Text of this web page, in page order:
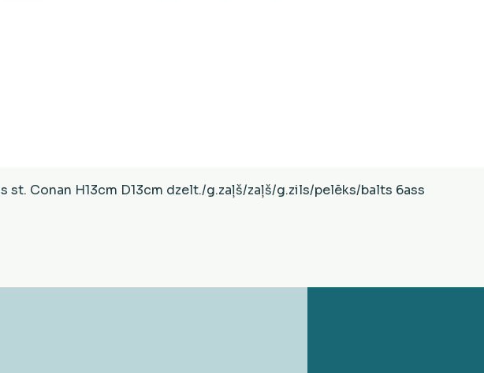
Ātrais skats
st. Conan H13cm D13cm dzelt./g.zaļš/zaļš/g.zils/pelēks/balts 6ass